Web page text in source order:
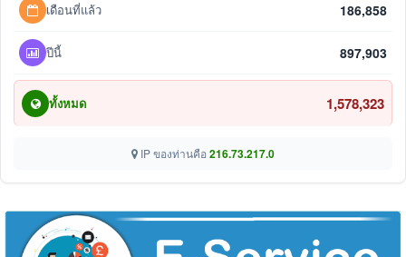
เดือนที่แล้ว 186,858
ปีนี้ 897,903
ทั้งหมด 1,578,323
IP ของท่านคือ 216.73.217.0